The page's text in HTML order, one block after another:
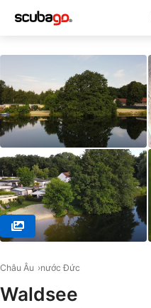
Châu Âu nước Đức
Waldsee